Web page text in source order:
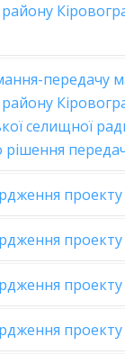
передачу
селищної
проекту